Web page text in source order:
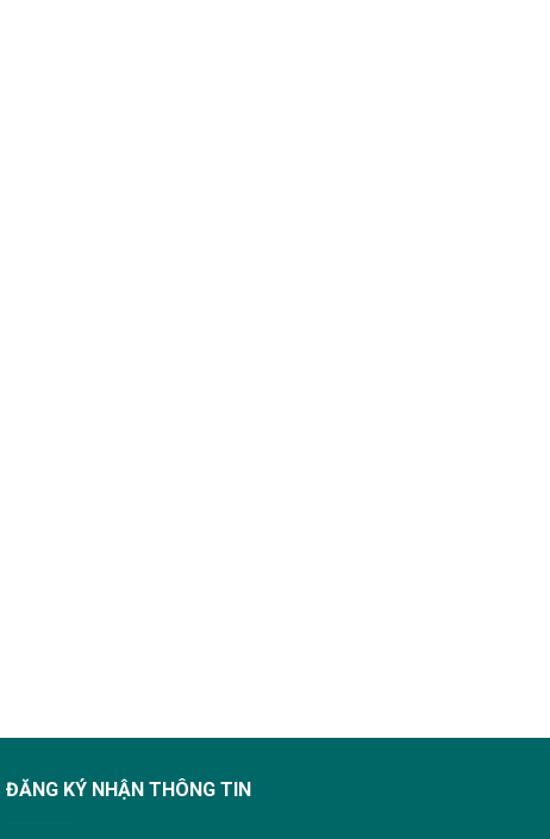
ĐĂNG KÝ NHẬN THÔNG TIN